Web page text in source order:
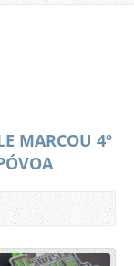
MARCOU 4º